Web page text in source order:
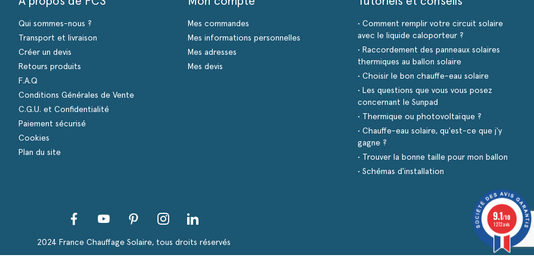
Qui sommes-nous ?
Transport et livraison
Créer un devis
Retours produits
F.A.Q
Conditions Générales de Vente
C.G.U. et Confidentialité
Paiement sécurisé
Cookies
Plan du site
Mes commandes
Mes informations personnelles
Mes adresses
Mes devis
• Comment remplir votre circuit solaire
avec le liquide caloporteur ?
• Raccordement des panneaux solaires
thermiques au ballon solaire
• Choisir le bon chauffe-eau solaire
• Les questions que vous vous posez
concernant le Sunpad
• Thermique ou photovoltaïque ?
• Chauffe-eau solaire, qu'est-ce que j'y
gagne ?
• Trouver la bonne taille pour mon ballon
• Schémas d'installation
FacebookYouTube PinterestInstagram
2024 France Chauffage Solaire, tous droits réservés
de confidentialité, en garantissant la conformité avec les réglementations. Personnalisez vos préférences pour
9.1/10
1272 avis